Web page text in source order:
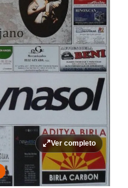
Ver completo